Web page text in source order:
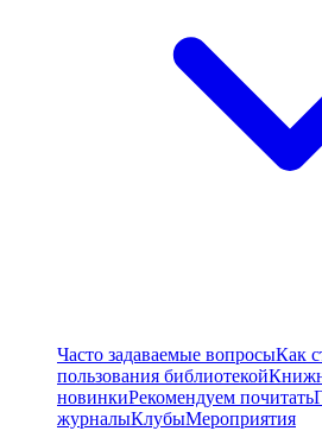
Часто задаваемые вопросыКак
пользования библиотекой
новинкиРекомендуем почитать
журналыКлубыМероприятия